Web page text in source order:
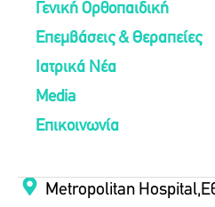
Γενική Ορθοπαιδική
Επεμβάσεις & Θεραπείες
Ιατρικά Νέα
Media
Επικοινωνία
Metropolitan